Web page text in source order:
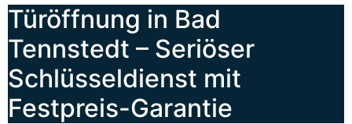
Türöffnung in Bad
Tennstedt – Seriöser
Schlüsseldienst mit
Festpreis-Garantie